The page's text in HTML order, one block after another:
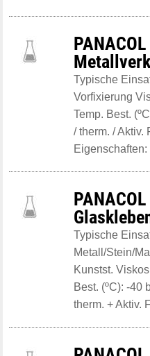
Typische
Vorfixierung
Temp. Best.
/ therm. / Aktiv.
Eigenschaften:
Typische
Metall/Stein/
Kunstst.
Best. (ºC): -40
therm. + Aktiv.